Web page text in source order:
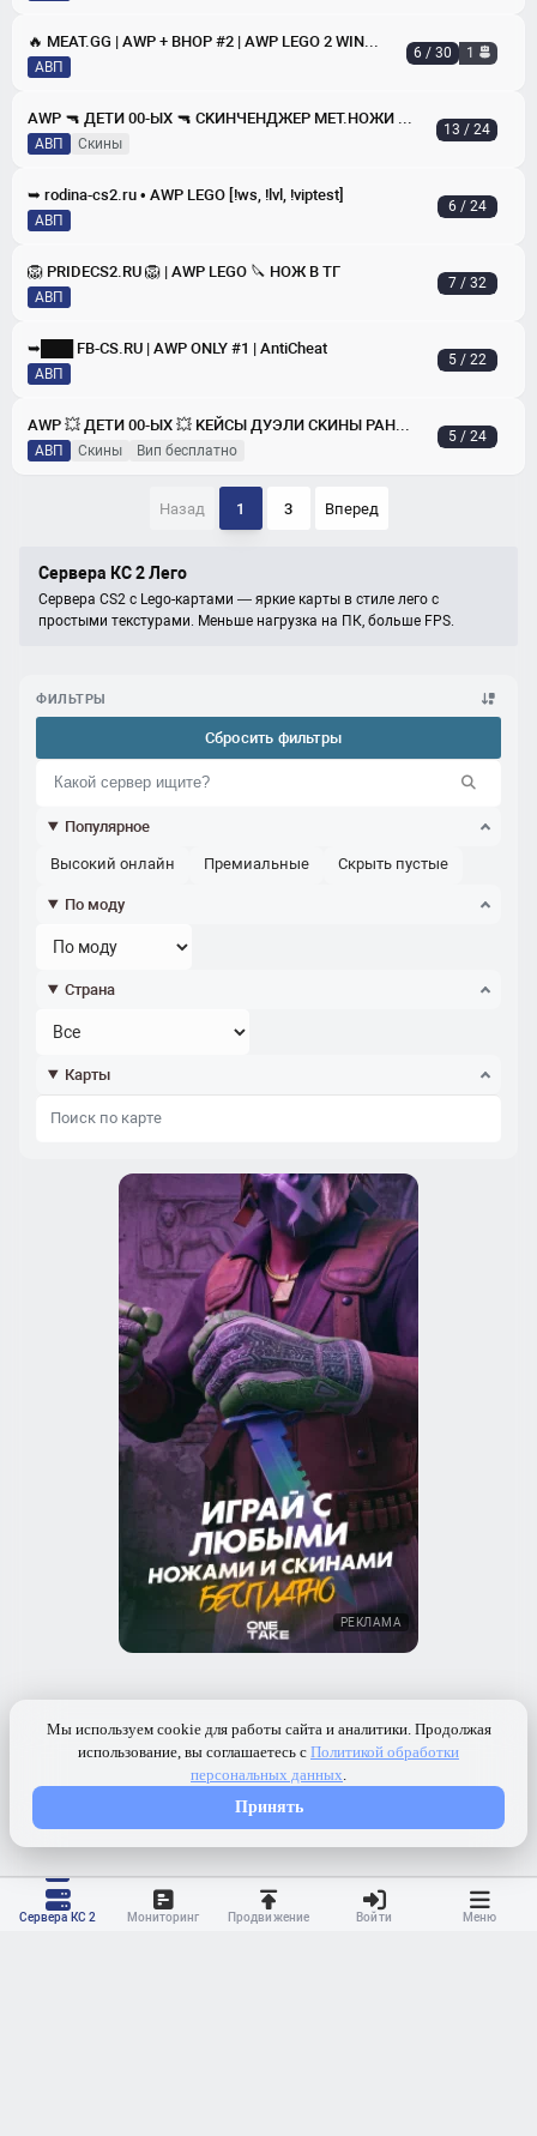
🔥 MEAT.GG | AWP + BHOP #2 | AWP LEGO 2 WINTER
АВП
6 / 30 1
AWP 🔫 ДЕТИ 00-ЫХ 🔫 CKИHЧEHДЖEP MET.HOЖИ 🔥
АВП скины
13 / 24
➥ rodina-cs2.ru • AWP LEGO [!ws, !lvl, !viptest]
АВП
6 / 24
🦁 PRIDECS2.RU 🦁 | AWP LEGO 🔪 НОЖ В ТГ
АВП
7 / 32
➥███ FB-CS.RU | AWP ONLY #1 | AntiCheat
АВП
5 / 22
AWP 💥 ДЕTИ 00-ЫX 💥 KEЙCЫ ДУЭЛИ CKИHЫ PAHГИ
АВП скины вип бесплатно
5 / 24
Назад 1 3 Вперед
Сервера КС 2 Лего
Сервера CS2 с Lego-картами — яркие карты в стиле лего с
простыми текстурами. Меньше нагрузка на ПК, больше FPS.
ФИЛЬТРЫ
Сбросить фильтры
Популярное
Высокий онлайн Премиальные Скрыть пустые
По моду
Страна
Карты
РЕКЛАМА
Сервера КС 2 Мониторинг Продвижение Войти Меню